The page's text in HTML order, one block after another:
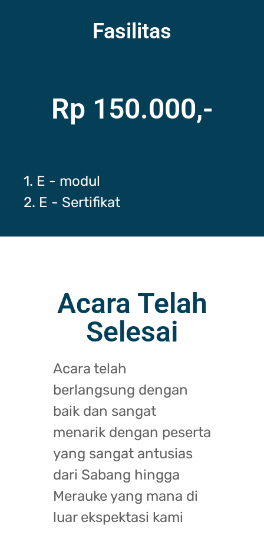
Fasilitas
Rp 150.000,-
1. E - modul
2. E - Sertifikat
Acara Telah
Selesai
Acara telah
berlangsung dengan
baik dan sangat
menarik dengan peserta
yang sangat antusias
dari Sabang hingga
Merauke yang mana di
luar ekspektasi kami